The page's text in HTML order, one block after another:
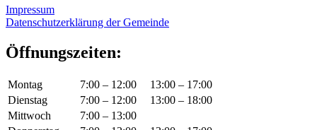
Impressum
Datenschutzerklärung der Gemeinde
Öffnungszeiten:
Montag 7:00 – 12:00
13:00 – 17:00
Dienstag
7:00 – 12:00
13:00 – 18:00
Mittwoch
7:00 – 13:00